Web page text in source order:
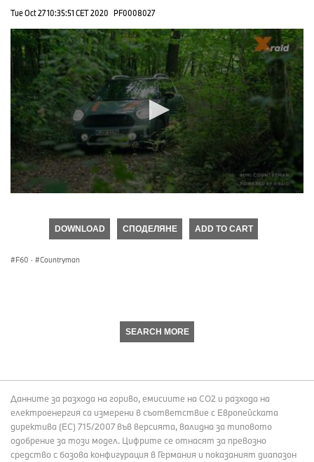
Tue Oct 27 10:35:51 CET 2020 PF0008027
seconds
DOWNLOAD СПОДЕЛЯНЕ ADD TO CART
F60 · Countryman
SEARCH MORE
Данните за разхода на гориво, емисиите на СО2 и разхода на
електроенергия са измерени в съответствие с Европейската
директива (EC) 715/2007 във версията, валидна за типовото
одобрение за този модел. Цифрите се отнасят за превозно
средство с базова конфигурация в Германия и показаният диапазон